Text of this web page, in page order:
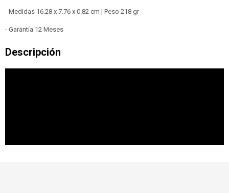
- Medidas 16.28 x 7.76 x 0.82 cm | Peso 218 gr
- Garantía 12 Meses